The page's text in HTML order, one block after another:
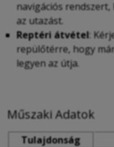
navigációs
az utazást.
Reptéri átvétel:
repülőtérre, hogy
legyen az útja.
Műszaki Adatok
Tulajdonság